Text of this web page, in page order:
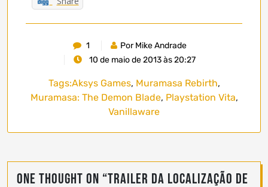
1
Por Mike Andrade
10 de maio de 2013 às 20:27
Tags:Aksys Games, Muramasa Rebirth,
Muramasa: The Demon Blade, Playstation Vita,
Vanillaware
One thought on “Trailer da localização de